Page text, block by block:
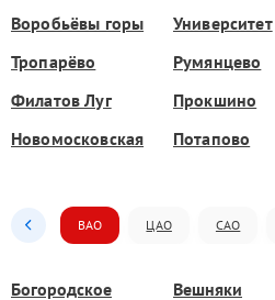
Воробьёвы горы
Университет
Тропарёво
Румянцево
Филатов Луг
Прокшино
Новомосковская
Потапово
ВАО ЦАО САО
Богородское Вешняки